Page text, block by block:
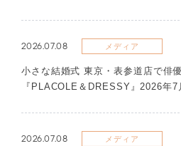
2026.07.08 メディア
小さな結婚式 東京・表参道店で俳
『PLACOLE＆DRESSY』2026年
2026.07.08 メディア